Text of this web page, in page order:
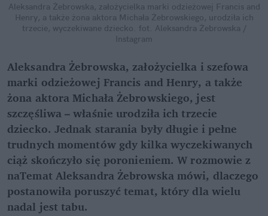
Aleksandra Żebrowska, założycielka marki odzieżowej Francis and
Henry, a także żona aktora Michała Żebrowskiego, urodziła ich
trzecie, wyczekiwane dziecko. fot. Aleksandra Żebrowska /
Instagram
Aleksandra Żebrowska, założycielka i szefowa
marki odzieżowej Francis and Henry, a także
żona aktora Michała Żebrowskiego, jest
szczęśliwa – właśnie urodziła ich trzecie
dziecko. Jednak starania były długie i pełne
trudnych momentów gdy kilka wyczekiwanych
ciąż skończyło się poronieniem. W rozmowie z
naTemat Aleksandra Żebrowska mówi, dlaczego
postanowiła poruszyć temat, który dla wielu
nadal jest tabu.